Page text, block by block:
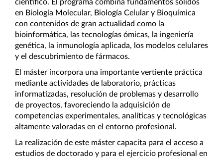
científico. El programa combina fundamentos sólidos
en Biología Molecular, Biología Celular y Bioquímica
con contenidos de gran actualidad como la
bioinformática, las tecnologías ómicas, la ingeniería
genética, la inmunología aplicada, los modelos celulares
y el descubrimiento de fármacos.
El máster incorpora una importante vertiente práctica
mediante actividades de laboratorio, prácticas
informatizadas, resolución de problemas y desarrollo
de proyectos, favoreciendo la adquisición de
competencias experimentales, analíticas y tecnológicas
altamente valoradas en el entorno profesional.
La realización de este máster capacita para el acceso a
estudios de doctorado y para el ejercicio profesional en